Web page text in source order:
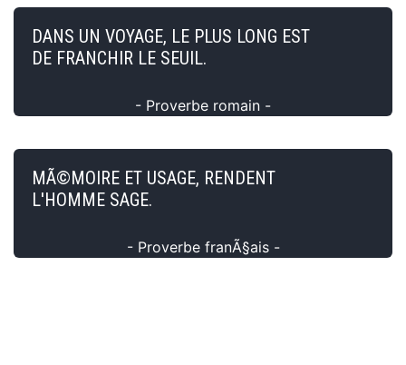
DANS UN VOYAGE, LE PLUS LONG EST
DE FRANCHIR LE SEUIL.
- Proverbe romain -
MÃ©MOIRE ET USAGE, RENDENT
L'HOMME SAGE.
- Proverbe franÃ§ais -